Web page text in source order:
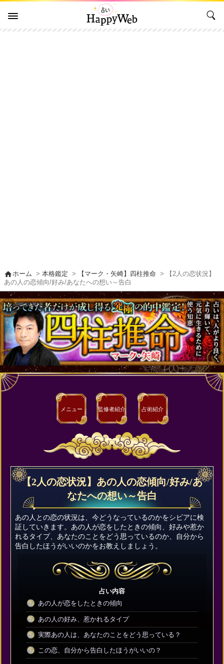
homeホーム >本格鑑定 > 【マーク・矢崎】四柱推命
> 【2人の恋状況】
あの人の恋傾向/好み/あなたへの想い～告白
メニュー 監修者紹介 占術紹介
【2人の恋状況】あの人の恋傾向/好み/あ
なたへの想い～告白
あの人との恋の状況は、今どうなっているのかをシビアに検
証していきます。あの人が恋をしたときの傾向、好みや惹か
れるタイプ、あなたのことをどう思っているのか、自分から
告白したほうがいいのかをお教えしましょう。
占い内容
あの人が恋をしたときの傾向
あの人の好み、惹かれるタイプ
実際あの人は、あなたのことをどう思っている？
この恋、自分から告白したほうがいいの？